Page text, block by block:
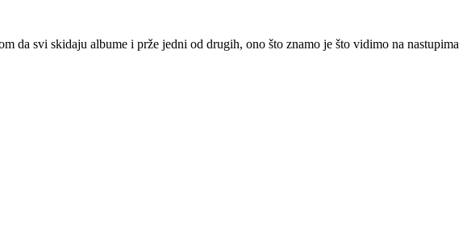
da svi skidaju albume i prže jedni od drugih, ono što znamo je što vidimo na nastupima